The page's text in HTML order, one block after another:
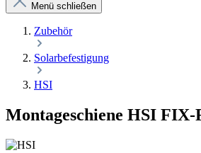
Menü schließen
Zubehör
Solarbefestigung
HSI
Montageschiene HSI